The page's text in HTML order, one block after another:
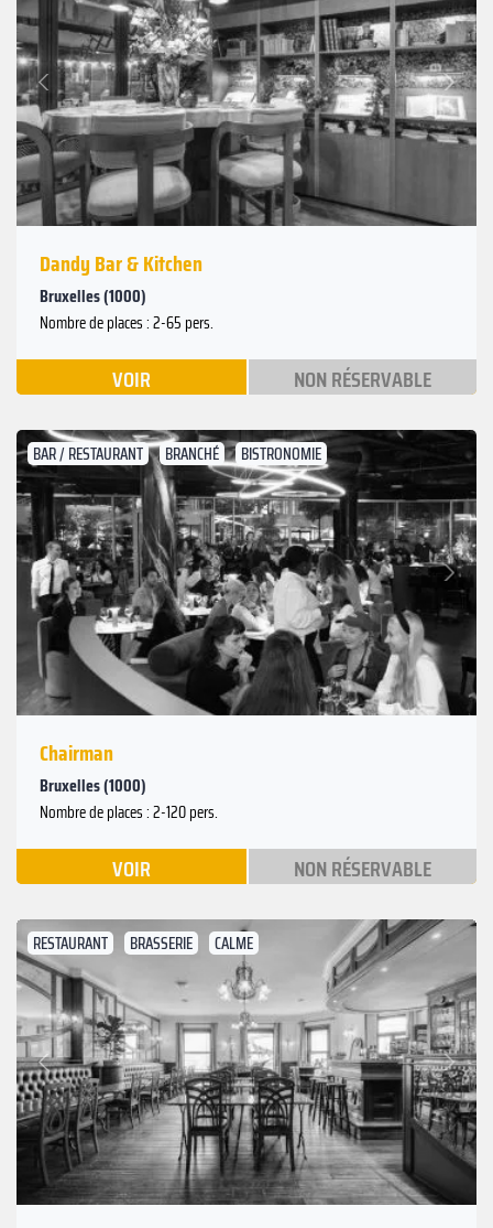
Précédent
Suivant
Dandy Bar & Kitchen
Bruxelles (1000)
Nombre de places : 2-65 pers.
VOIR NON RÉSERVABLE
BAR / RESTAURANT BRANCHÉ BISTRONOMIE
Précédent
Suivant
Chairman
Bruxelles (1000)
Nombre de places : 2-120 pers.
VOIR NON RÉSERVABLE
RESTAURANT BRASSERIE CALME
Précédent
Suivant